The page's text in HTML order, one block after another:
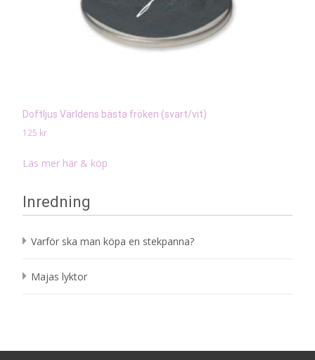
Doftljus Världens bästa fröken (svart/vit)
125 kr
Läs mer här & köp
Inredning
Varför ska man köpa en stekpanna?
Majas lyktor